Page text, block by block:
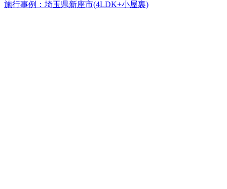
施行事例：埼玉県新座市(4LDK+小屋裏)